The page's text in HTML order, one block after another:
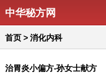
中华秘方网
首页 > 消化内科
治胃炎小偏方-孙女士献方